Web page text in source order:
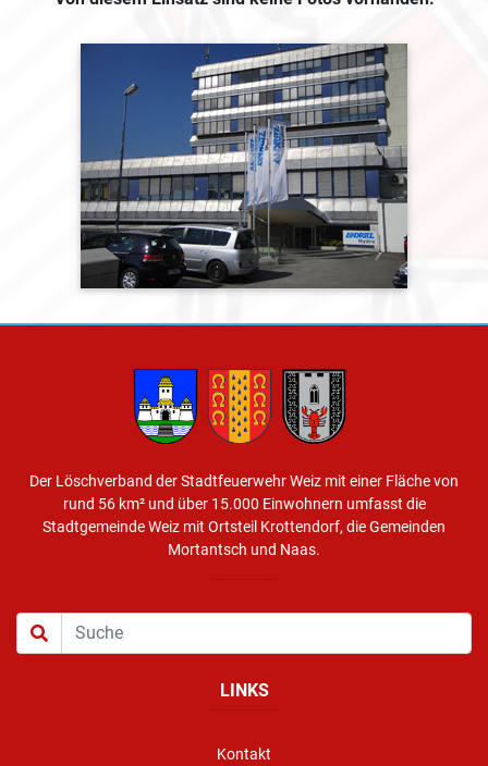
Der Löschverband der Stadtfeuerwehr Weiz mit einer Fläche von
rund 56 km² und über 15.000 Einwohnern umfasst die
Stadtgemeinde Weiz mit Ortsteil Krottendorf, die Gemeinden
Mortantsch und Naas.
LINKS
Kontakt